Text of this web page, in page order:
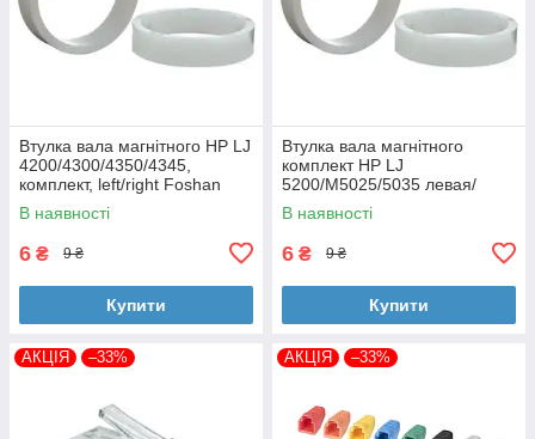
Втулка вала магнітного HP LJ
4200/4300/4350/4345,
комплект, left/right Foshan
(MAG-1338A-BSH-Foshan)
В наявності
6 ₴ 9 ₴
Купити
Втулка вала магнітного
комплект HP LJ
5200/M5025/5035 левая/
правая Foshan (MAG-7516A-
BSH-Foshan)
В наявності
6 ₴ 9 ₴
Купити
АКЦІЯ –33% АКЦІЯ –33%